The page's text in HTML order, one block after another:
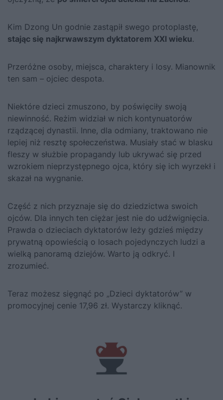
Kim Dzong Un godnie zastąpił swego protoplastę,
stając się najkrwawszym dyktatorem XXI wieku.
Przeróżne osoby, miejsca, charaktery i losy. Mianownik
ten sam – ojciec despota.
Niektóre dzieci zmuszono, by poświęciły swoją
niewinność. Reżim widział w nich kontynuatorów
rządzącej dynastii. Inne, dla odmiany, traktowano nie
lepiej niż resztę społeczeństwa. Musiały stać w blasku
fleszy w służbie propagandy lub ukrywać się przed
wzrokiem nieprzystępnego ojca, który się ich wyrzekł i
skazał na wygnanie.
Część z nich przyznaje się do dziedzictwa swoich
ojców. Dla innych ten ciężar jest nie do udźwignięcia.
Prawda o dzieciach dyktatorów leży gdzieś między
prywatną opowieścią o losach pojedynczych ludzi a
wielką panoramą dziejów. Warto ją odkryć. I
zrozumieć.
Teraz możesz sięgnąć po „Dzieci dyktatorów” w
promocyjnej cenie 17,96 zł. Wystarczy kliknąć.